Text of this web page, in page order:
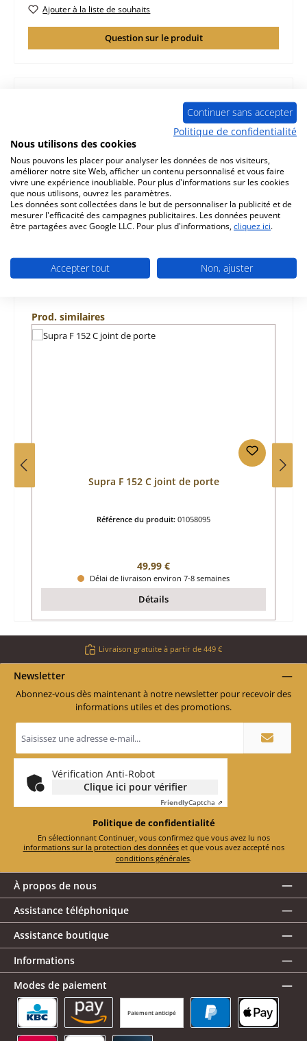
Ajouter à la liste de souhaits
Question sur le produit
d‘origine grille verticale droit pour le insert de cheminée
Supra F 152 C Supra F 152 C grille verticale droit données
clés…Plus
Caractéristiques
Informations sur la sécurité du produit
Ignorer la galerie de produits
Prod. similaires
Supra F 152 C joint de porte
Référence du produit: 01058095
Prix régulier :
49,99 €
Délai de livraison environ 7-8 semaines
Détails
Livraison gratuite à partir de 449 €
Newsletter
Abonnez-vous dès maintenant à notre newsletter pour recevoir des
informations utiles et des promotions.
e-
mail
*
Vérification Anti-Robot
Clique ici pour vérifier
FriendlyCaptcha ⇗
Politique de confidentialité
En sélectionnant Continuer, vous confirmez que vous avez lu nos
informations sur la protection des données
et que vous avez accepté nos
conditions générales.
À propos de nous
Assistance téléphonique
Assistance boutique
Informations
Modes de paiement
Paiement anticipé
KBC/CBC Payment Button
Amazon Pay
Continuer sans accepter
Politique de confidentialité
Nous utilisons des cookies
Nous pouvons les placer pour analyser les données de nos visiteurs,
améliorer notre site Web, afficher un contenu personnalisé et vous faire
vivre une expérience inoubliable. Pour plus d'informations sur les cookies
que nous utilisons, ouvrez les paramètres.
Les données sont collectées dans le but de personnaliser la publicité et de
mesurer l'efficacité des campagnes publicitaires. Les données peuvent
être partagées avec Google LLC. Pour plus d'informations, cliquez ici.
Accepter tout Non, ajuster